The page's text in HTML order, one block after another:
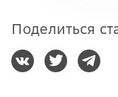
Поделиться